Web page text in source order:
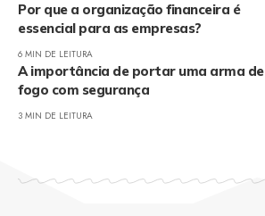
Por que a organização financeira é
essencial para as empresas?
6 MIN DE LEITURA
A importância de portar uma arma de
fogo com segurança
3 MIN DE LEITURA